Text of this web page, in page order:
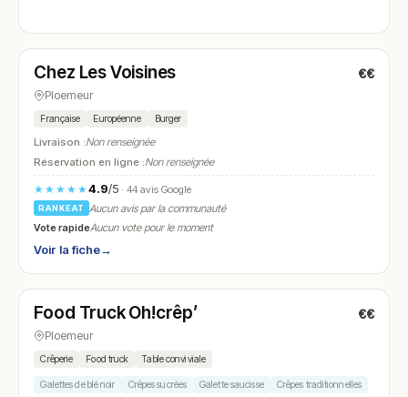
N° 4
Chez Les Voisines €€
Ploemeur
Française Européenne Burger
Livraison :Non renseignée
Réservation en ligne :Non renseignée
★★★★★4.9/5· 44 avis Google
RANKEAT
Aucun avis par la communauté
Vote rapideAucun vote pour le moment
Voir la fiche→
N° 5
Food Truck Oh!crêp’ €€
Ploemeur
Crêperie Food truck Table conviviale
Galettes de blé noir Crêpes sucrées Galette saucisse Crêpes traditionnelles